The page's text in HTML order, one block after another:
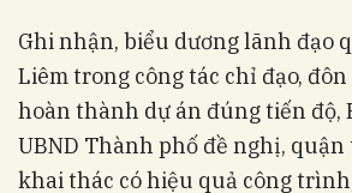
Ghi nhận, biểu dương lãnh đạo
Liêm trong công tác chỉ đạo, đôn
hoàn thành dự án đúng tiến độ,
UBND Thành phố đề nghị,
khai thác có hiệu quả công